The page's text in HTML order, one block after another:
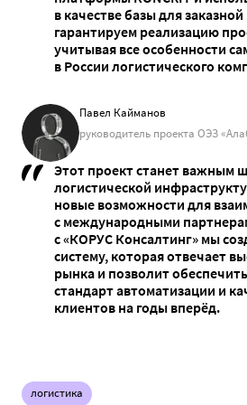
в качестве базы для
гарантируем реализацию
учитывая все особенности
в России логистического
Павел Кайманов
руководитель проекта ОЭЗ
Этот проект станет важным
логистической
новые возможности для
с международными
с «КОРУС Консалтинг» мы
систему, которая отвечает
рынка и позволит
стандарт автоматизации и
клиентов на годы вперёд.
логистика